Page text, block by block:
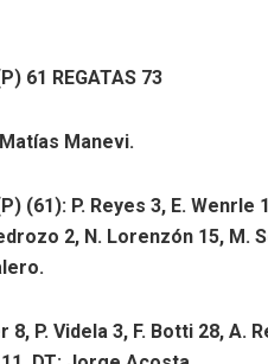
61 REGATAS 73
Manevi.
(61): P. Reyes 3, E.
2, N. Lorenzón 15, M.
8, P. Videla 3, F. Botti 28, A.